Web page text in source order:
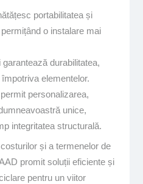
portabilitatea și
o instalare mai
durabilitatea,
elementelor.
personalizarea,
unice,
integritatea structurală.
și a termenelor de
promit soluții eficiente și
pentru un viitor